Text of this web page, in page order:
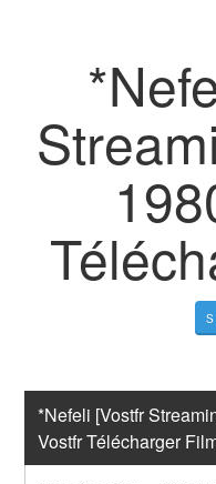
*Nefeli [Vostfr
Vostfr Télécharger